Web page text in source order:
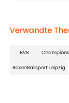
Verwandte
BVB
RasenBallsport Leipzig